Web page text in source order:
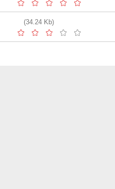
(34.24 Kb)